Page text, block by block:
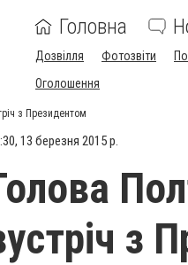
Головна
Дозвілля Фотозвіти
Оголошення
з Президентом
13 березня 2015 р.
з